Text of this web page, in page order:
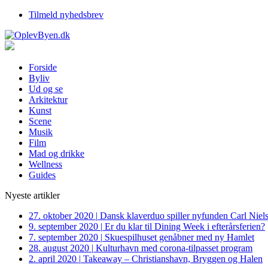
Tilmeld nyhedsbrev
Forside
Byliv
Ud og se
Arkitektur
Kunst
Scene
Musik
Film
Mad og drikke
Wellness
Guides
Nyeste artikler
27. oktober 2020 | Dansk klaverduo spiller nyfunden Carl
9. september 2020 | Er du klar til Dining Week i efterårsferien?
7. september 2020 | Skuespilhuset genåbner med ny Hamlet
28. august 2020 | Kulturhavn med corona-tilpasset program
2. april 2020 | Takeaway – Christianshavn, Bryggen og Halen